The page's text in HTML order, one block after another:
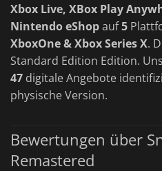
Xbox Live, XBox Play
Nintendo eShopauf5
XboxOne & Xbox Series X.
Standard Edition Edition.
47 digitale Angebote
physische Version.
Bewertungen über
Remastered